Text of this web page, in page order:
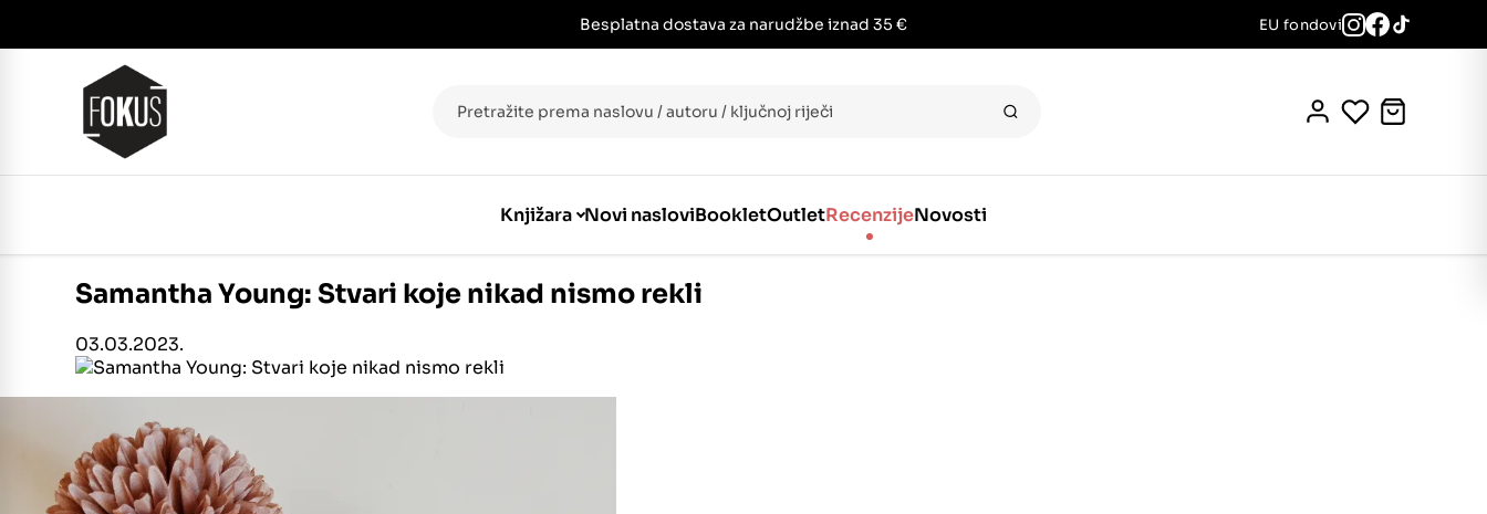
Besplatna dostava za narudžbe iznad 35 € EU fondovi
Knjižara Novi nasloviBookletOutletRecenzijeNovosti
Samantha Young: Stvari koje nikad nismo rekli
03.03.2023.